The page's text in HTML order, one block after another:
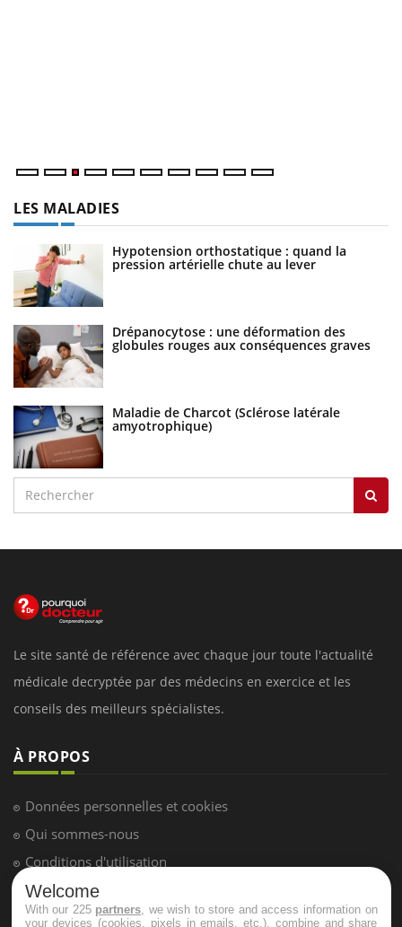
LES MALADIES
Hypotension orthostatique : quand la
pression artérielle chute au lever
Drépanocytose : une déformation des
globules rouges aux conséquences graves
Maladie de Charcot (Sclérose latérale
amyotrophique)
Le site santé de référence avec chaque jour toute l'actualité
médicale decryptée par des médecins en exercice et les
conseils des meilleurs spécialistes.
À PROPOS
Données personnelles et cookies
Qui sommes-nous
Conditions d'utilisation
Plan du site
Mentions Légales
Welcome
With our 225 partners , we wish to store and access information on
your devices (cookies, pixels in emails, etc.), combine and share